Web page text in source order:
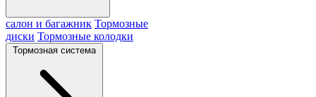
салон и багажник Тормозные
диски Тормозные колодки
Тормозная система